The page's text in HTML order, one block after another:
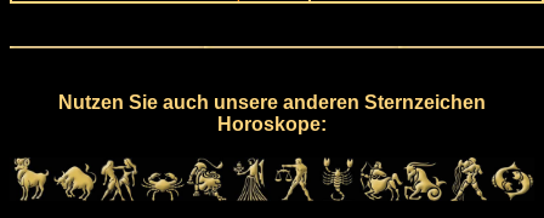
Nutzen Sie auch unsere anderen Sternzeichen
Horoskope: